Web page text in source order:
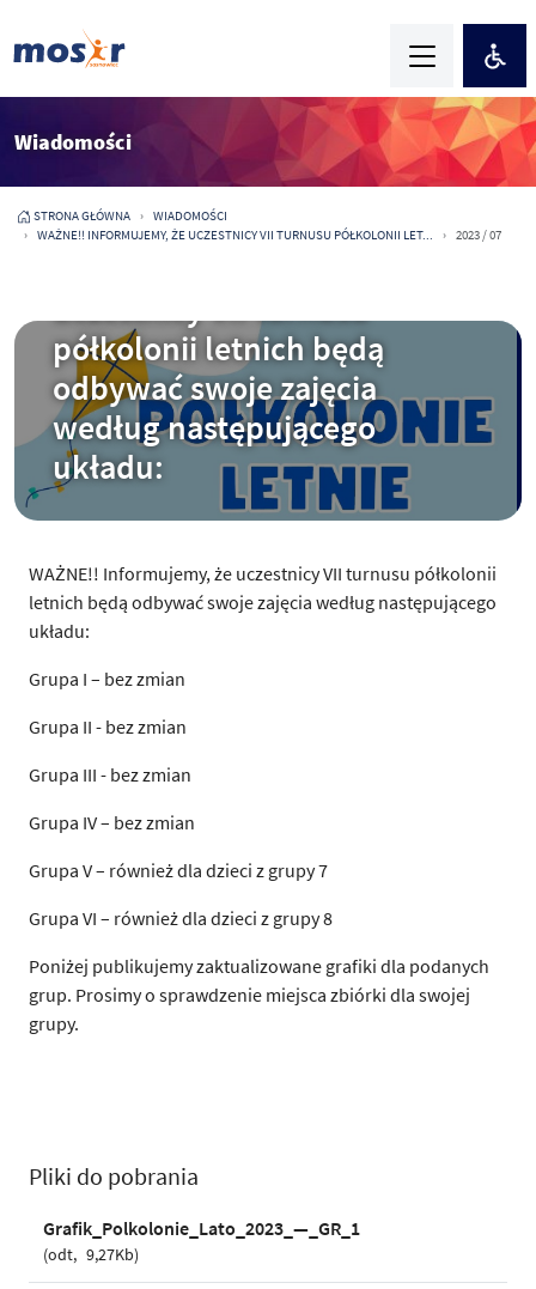
Wiadomości
STRONA GŁÓWNA
WIADOMOŚCI
WAŻNE!! INFORMUJEMY, ŻE UCZESTNICY VII TURNUSU PÓŁKOLONII LET...
2023 / 07
2023-08-04
półkolonii letnich będą
odbywać swoje zajęcia
według następującego
układu:
WAŻNE!! Informujemy, że uczestnicy VII turnusu półkolonii
letnich będą odbywać swoje zajęcia według następującego
układu:
Grupa I – bez zmian
Grupa II - bez zmian
Grupa III - bez zmian
Grupa IV – bez zmian
Grupa V – również dla dzieci z grupy 7
Grupa VI – również dla dzieci z grupy 8
Poniżej publikujemy zaktualizowane grafiki dla podanych
grup. Prosimy o sprawdzenie miejsca zbiórki dla swojej
grupy.
Pliki do pobrania
Grafik_Polkolonie_Lato_2023_—_GR_1
odt 9,27Kb